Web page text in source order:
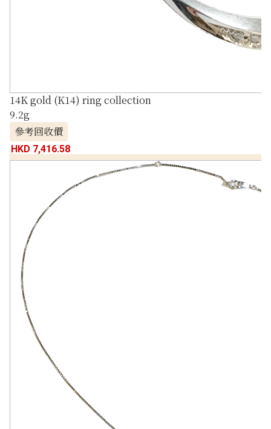
14K gold (K14) ring collection
9.2g
參考回收價
HKD 7,416.58